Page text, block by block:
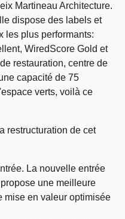
Martineau Architecture.
dispose des labels et
les plus performants:
WiredScore Gold et
restauration, centre de
capacité de 75
verts, voilà ce
restructuration de cet
La nouvelle entrée
une meilleure
mise en valeur optimisée